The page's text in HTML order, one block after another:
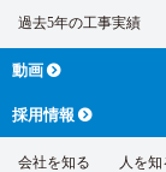
過去5年の工事実績
動画
採用情報
会社を知る 人を知